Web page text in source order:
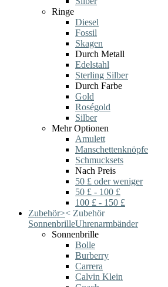
Ringe
Diesel
Fossil
Skagen
Durch Metall
Edelstahl
Sterling Silber
Durch Farbe
Gold
Roségold
Silber
Mehr Optionen
Amulett
Manschettenknöpfe
Schmucksets
Nach Preis
50 £ oder weniger
50 £ - 100 £
100 £ - 150 £
Zubehör>< Zubehör
SonnenbrilleUhrenarmbänder
Sonnenbrille
Bolle
Burberry
Carrera
Calvin Klein